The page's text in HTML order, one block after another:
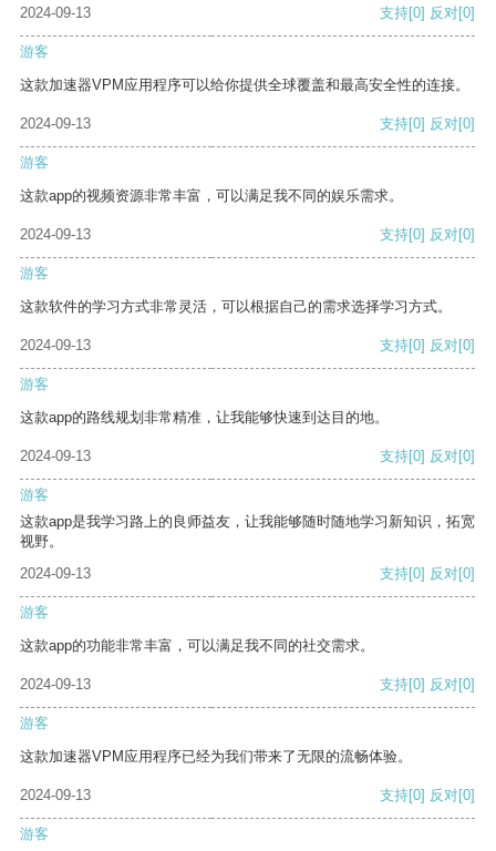
2024-09-13
支持[0] 反对[0]
游客
这款加速器VPM应用程序可以给你提供全球覆盖和最高安全性的连接。
2024-09-13 支持[0] 反对[0]
游客
这款app的视频资源非常丰富，可以满足我不同的娱乐需求。
2024-09-13 支持[0] 反对[0]
游客
这款软件的学习方式非常灵活，可以根据自己的需求选择学习方式。
2024-09-13 支持[0] 反对[0]
游客
这款app的路线规划非常精准，让我能够快速到达目的地。
2024-09-13 支持[0] 反对[0]
游客
这款app是我学习路上的良师益友，让我能够随时随地学习新知识，拓宽
视野。
2024-09-13
支持[0] 反对[0]
游客
这款app的功能非常丰富，可以满足我不同的社交需求。
2024-09-13 支持[0] 反对[0]
游客
这款加速器VPM应用程序已经为我们带来了无限的流畅体验。
2024-09-13 支持[0] 反对[0]
游客